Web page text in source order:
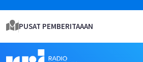
PUSAT PEMBERITAAAN